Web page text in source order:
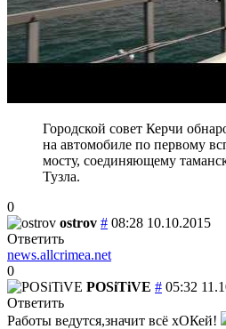
Городской совет Керчи
на автомобиле по первому
мосту, соединяющему
Тузла.
0
ostrov # 08:28 10.10.2015
Ответить
news.allcrimea.net
0
POSiTiVE # 05:32
Ответить
Работы ведутся,значит всё хОКей!